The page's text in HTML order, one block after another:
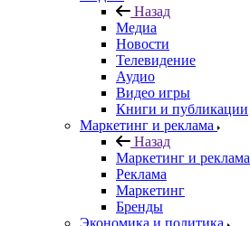
Назад
Медиа
Новости
Телевидение
Аудио
Видео игры
Книги и публикации
Маркетинг и реклама
Назад
Маркетинг и реклама
Реклама
Маркетинг
Бренды
Экономика и политика